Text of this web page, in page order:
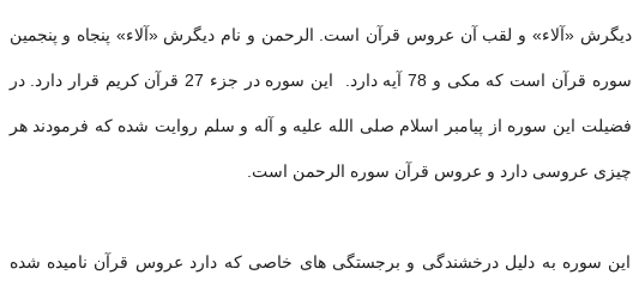
دیگرش «آلاء» و لقب آن عروس قرآن است. الرحمن و نام دیگرش «آلاء» پنجاه و پنجمین
سوره قرآن است که مکی و 78 آیه دارد. این سوره در جزء 27 قرآن کریم قرار دارد. در
فضیلت این سوره از پیامبر اسلام صلی الله علیه و آله و سلم روایت شده که فرمودند هر
چیزی عروسی دارد و عروس قرآن سوره الرحمن است.
این سوره به دلیل درخشندگی و برجستگی های خاصی که دارد عروس قرآن نامیده شده